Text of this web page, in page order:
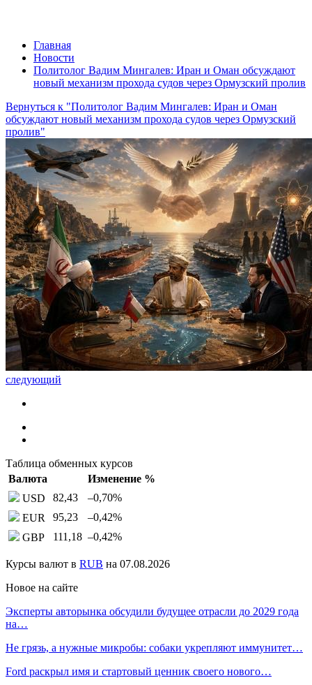
Главная
Новости
Политолог Вадим Мингалев: Иран и Оман обсуждают
новый механизм прохода судов через Ормузский пролив
Вернуться к "Политолог Вадим Мингалев: Иран и Оман
обсуждают новый механизм прохода судов через Ормузский
пролив"
следующий
Таблица обменных курсов
Валюта
Изменение %
USD
82,43 –0,70%
EUR
95,23 –0,42%
GBP
111,18 –0,42%
Курсы валют в RUB на 07.08.2026
Новое на сайте
Эксперты авторынка обсудили будущее отрасли до 2029 года
на…
Не грязь, а нужные микробы: собаки укрепляют иммунитет…
Ford раскрыл имя и стартовый ценник своего нового…